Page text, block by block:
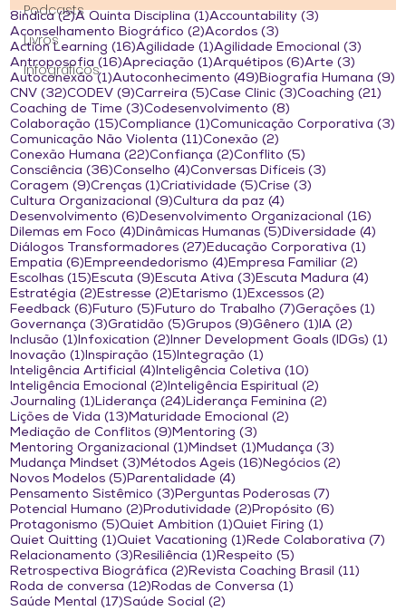
Podcasts
Livros
Infográficos
8indica (2)2 posts
A Quinta Disciplina (1)1 post
Accountability (3)
Aconselhamento Biográfico (2)2 posts
Acordos (3)
Action Learning (16)16 posts
Agilidade (1)1 post
Agilidade Emocional (3)
Antroposofia (16)16 posts
Apreciação (1)1 post
Arquétipos (6)6 posts
Arte (3)
Autoconexão (1)1 post
Autoconhecimento (49)49 posts
Biografia Humana (9)
CNV (32)32 posts
CODEV (9)9 posts
Carreira (5)5 posts
Case Clinic (3)3 posts
Coaching (21)
Coaching de Time (3)3 posts
Codesenvolvimento (8)
Colaboração (15)15 posts
Compliance (1)1 post
Comunicação Corporativa (3)
Comunicação Não Violenta (11)11 posts
Conexão (2)
Conexão Humana (22)22 posts
Confiança (2)2 posts
Conflito (5)
Consciência (36)36 posts
Conselho (4)4 posts
Conversas Difíceis (3)
Coragem (9)9 posts
Crenças (1)1 post
Criatividade (5)5 posts
Crise (3)
Cultura Organizacional (9)9 posts
Cultura da paz (4)
Desenvolvimento (6)6 posts
Desenvolvimento Organizacional (16)
Dilemas em Foco (4)4 posts
Dinâmicas Humanas (5)5 posts
Diversidade (4)
Diálogos Transformadores (27)27 posts
Educação Corporativa (1)
Empatia (6)6 posts
Empreendedorismo (4)4 posts
Empresa Familiar (2)
Escolhas (15)15 posts
Escuta (9)9 posts
Escuta Ativa (3)3 posts
Escuta Madura (4)
Estratégia (2)2 posts
Estresse (2)2 posts
Etarismo (1)1 post
Excessos (2)
Feedback (6)6 posts
Futuro (5)5 posts
Futuro do Trabalho (7)7 posts
Gerações (1)
Governança (3)3 posts
Gratidão (5)5 posts
Grupos (9)9 posts
Gênero (1)1 post
IA (2)
Inclusão (1)1 post
Infoxication (2)2 posts
Inner Development Goals (IDGs) (1)
Inovação (1)1 post
Inspiração (15)15 posts
Integração (1)
Inteligência Artificial (4)4 posts
Inteligência Coletiva (10)
Inteligência Emocional (2)2 posts
Inteligência Espiritual (2)
Journaling (1)1 post
Liderança (24)24 posts
Liderança Feminina (2)
Lições de Vida (13)13 posts
Maturidade Emocional (2)
Mediação de Conflitos (9)9 posts
Mentoring (3)
Mentoring Organizacional (1)1 post
Mindset (1)1 post
Mudança (3)
Mudança Mindset (3)3 posts
Métodos Ágeis (16)16 posts
Negócios (2)
Novos Modelos (5)5 posts
Parentalidade (4)
Pensamento Sistêmico (3)3 posts
Perguntas Poderosas (7)
Potencial Humano (2)2 posts
Produtividade (2)2 posts
Propósito (6)
Protagonismo (5)5 posts
Quiet Ambition (1)1 post
Quiet Firing (1)
Quiet Quitting (1)1 post
Quiet Vacationing (1)1 post
Rede Colaborativa (7)
Relacionamento (3)3 posts
Resiliência (1)1 post
Respeito (5)
Retrospectiva Biográfica (2)2 posts
Revista Coaching Brasil (11)
Roda de conversa (12)12 posts
Rodas de Conversa (1)
Saúde Mental (17)17 posts
Saúde Social (2)